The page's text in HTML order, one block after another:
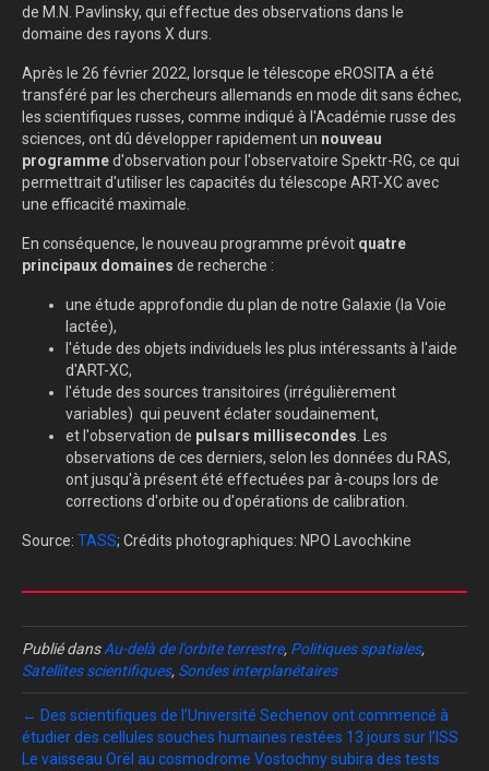
de M.N. Pavlinsky, qui effectue des observations dans le
domaine des rayons X durs.
Après le 26 février 2022, lorsque le télescope eROSITA a été
transféré par les chercheurs allemands en mode dit sans échec,
les scientifiques russes, comme indiqué à l'Académie russe des
sciences, ont dû développer rapidement un nouveau
programmed'observation pour l'observatoire Spektr-RG, ce qui
permettrait d'utiliser les capacités du télescope ART-XC avec
une efficacité maximale.
En conséquence, le nouveau programme prévoit quatre
principaux domaines de recherche :
une étude approfondie du plan de notre Galaxie (la Voie
lactée),
l'étude des objets individuels les plus intéressants à l'aide
d'ART-XC,
l'étude des sources transitoires (irrégulièrement
variables) qui peuvent éclater soudainement,
et l'observation de pulsars millisecondes . Les
observations de ces derniers, selon les données du RAS,
ont jusqu'à présent été effectuées par à-coups lors de
corrections d'orbite ou d'opérations de calibration.
Source: TASS; Crédits photographiques: NPO Lavochkine
Publié dansAu-delà de l'orbite terrestre, Politiques spatiales,
Satellites scientifiques, Sondes interplanétaires
← Des scientifiques de l’Université Sechenov ont commencé à
étudier des cellules souches humaines restées 13 jours sur l’ISS
Le vaisseau Orël au cosmodrome Vostochny subira des tests